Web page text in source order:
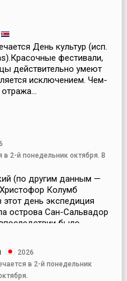
День культур (исп.
фестивали,
действительно умеют
исключением. Чем-
2-й понедельник октября. В
(по другим данным —
Колумб
день экспедиция
острова Сан-Сальвадор
было
2026
в 2-й понедельник